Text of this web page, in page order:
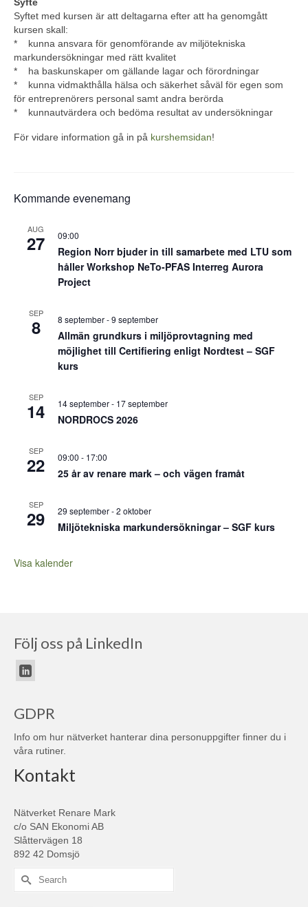
Syftet med kursen är att deltagarna efter att ha genomgått
kursen skall:
* kunna ansvara för genomförande av miljötekniska
markundersökningar med rätt kvalitet
* ha baskunskaper om gällande lagar och förordningar
* kunna vidmakthålla hälsa och säkerhet såväl för egen som
för entreprenörers personal samt andra berörda
* kunnautvärdera och bedöma resultat av undersökningar
För vidare information gå in på kurshemsidan!
Kommande evenemang
AUG
27 09:00
Region Norr bjuder in till samarbete med LTU som
håller Workshop NeTo-PFAS Interreg Aurora
Project
SEP
8 8 september-9 september
Allmän grundkurs i miljöprovtagning med
möjlighet till Certifiering enligt Nordtest – SGF
kurs
SEP
14 14 september- 17 september
NORDROCS 2026
SEP
22 09:00 - 17:00
25 år av renare mark – och vägen framåt
SEP
29 29 september-2 oktober
Miljötekniska markundersökningar – SGF kurs
Visa kalender
Följ oss på LinkedIn
GDPR
Info om hur nätverket hanterar dina personuppgifter finner du i
våra rutiner.
Kontakt
Nätverket Renare Mark
c/o SAN Ekonomi AB
Slåttervägen 18
892 42 Domsjö
Search
for: